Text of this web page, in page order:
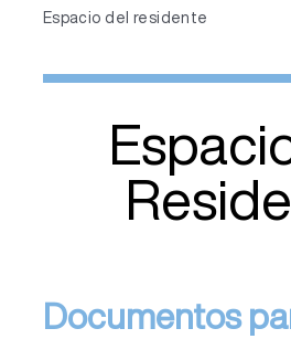
Espacio del residente
Documentos